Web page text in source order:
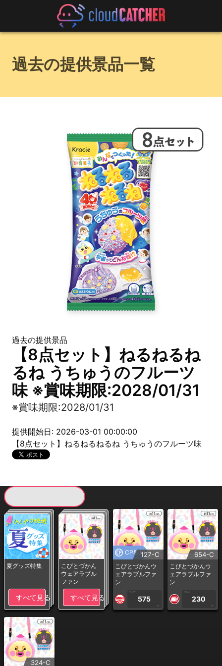
過去の提供景品一覧
過去の提供景品
【8点セット】ねるねるね
るね うちゅうのフルーツ
味 ※賞味期限:2028/01/31
※賞味期限:2028/01/31
提供開始日: 2026-03-01 00:00:00
【8点セット】ねるねるねるね うちゅうのフルーツ味
夏グッズ特集
すべて見る
こびとづかん
ウェアラブル
ファン
すべて見る
CP専用127-C
こびとづかんウ
ェアラブルファ
ン
1PLAY
575
CP
654-C
こびとづかんウ
ェアラブルファ
ン
1PLAY
230
CP
324-C